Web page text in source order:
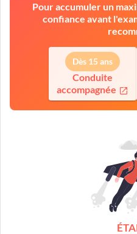
Pour accumuler un
confiance avant
Dès 15 ans
Conduite
accompagnée